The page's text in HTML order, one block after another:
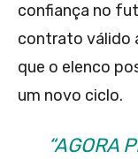
confiança no
contrato válido
que o elenco
um novo ciclo.
“AGORA